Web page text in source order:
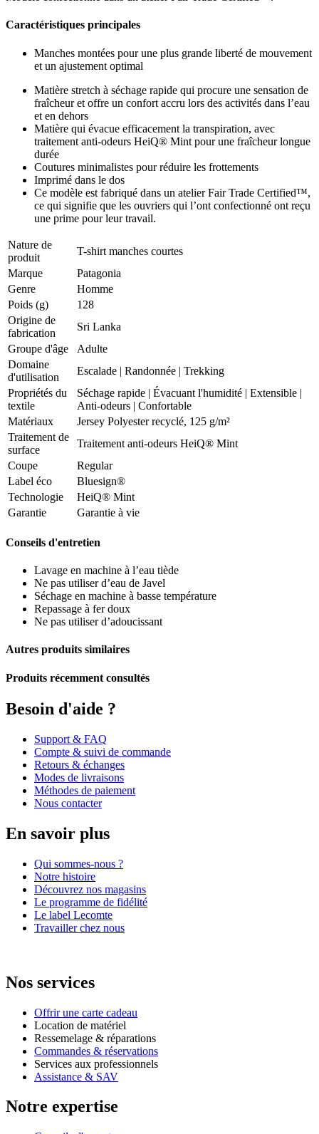
Caractéristiques principales
Manches montées pour une plus grande liberté de mouvement
et un ajustement optimal
Matière stretch à séchage rapide qui procure une sensation de
fraîcheur et offre un confort accru lors des activités dans l’eau
et en dehors
Matière qui évacue efficacement la transpiration, avec
traitement anti-odeurs HeiQ® Mint pour une fraîcheur longue
durée
Coutures minimalistes pour réduire les frottements
Imprimé dans le dos
Ce modèle est fabriqué dans un atelier Fair Trade Certified™,
ce qui signifie que les ouvriers qui l’ont confectionné ont reçu
une prime pour leur travail.
Nature de
produit
T-shirt manches courtes
Marque
Patagonia
Genre
Homme
Poids (g)
128
Origine de
fabrication
Sri Lanka
Groupe d'âge
Adulte
Domaine
d'utilisation
Escalade | Randonnée | Trekking
Propriétés du
textile
Séchage rapide | Évacuant l'humidité | Extensible |
Anti-odeurs | Confortable
Matériaux
Jersey Polyester recyclé, 125 g/m²
Traitement de
surface
Traitement anti-odeurs HeiQ® Mint
Coupe
Regular
Label éco
Bluesign®
Technologie
HeiQ® Mint
Garantie
Garantie à vie
Conseils d'entretien
Lavage en machine à l’eau tiède
Ne pas utiliser d’eau de Javel
Séchage en machine à basse température
Repassage à fer doux
Ne pas utiliser d’adoucissant
Autres produits similaires
Produits récemment consultés
Besoin d'aide ?
Support & FAQ
Compte & suivi de commande
Retours & échanges
Modes de livraisons
Méthodes de paiement
Nous contacter
En savoir plus
Qui sommes-nous ?
Notre histoire
Découvrez nos magasins
Le programme de fidélité
Le label Lecomte
Travailler chez nous
Nos services
Offrir une carte cadeau
Location de matériel
Ressemelage & réparations
Commandes & réservations
Services aux professionnels
Assistance & SAV
Notre expertise